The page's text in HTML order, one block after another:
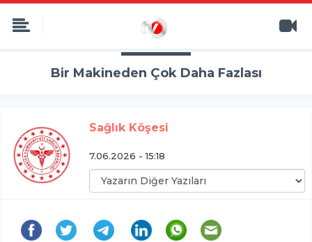
Bir Makineden Çok Daha Fazlası
Sağlık Köşesi
7.06.2026 - 15:18